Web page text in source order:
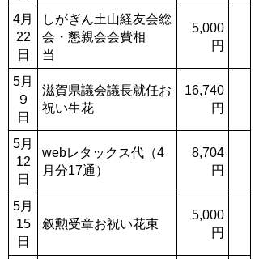
4月
22
日
しがぎん土山経友会総
会・懇親会会費相
当
5,000
円
5月
９
日
滋賀県議会議長就任お
祝い生花
16,740
円
5月
12
日
webレタックス代（4
月分17通）
8,704
円
5月
15
日
叙勲受章お祝い花束
5,000
円